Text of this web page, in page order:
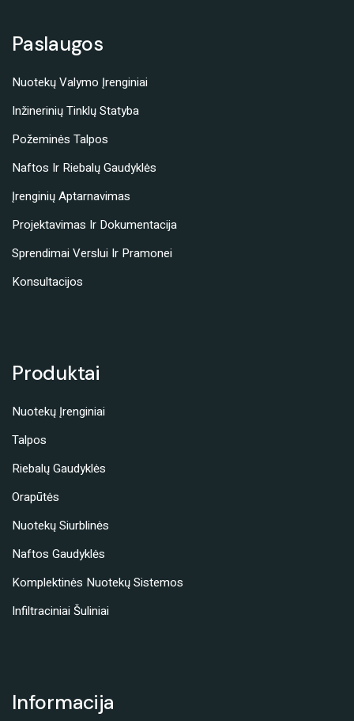
Paslaugos
Nuotekų Valymo Įrenginiai
Inžinerinių Tinklų Statyba
Požeminės Talpos
Naftos Ir Riebalų Gaudyklės
Įrenginių Aptarnavimas
Projektavimas Ir Dokumentacija
Sprendimai Verslui Ir Pramonei
Konsultacijos
Produktai
Nuotekų Įrenginiai
Talpos
Riebalų Gaudyklės
Orapūtės
Nuotekų Siurblinės
Naftos Gaudyklės
Komplektinės Nuotekų Sistemos
Infiltraciniai Šuliniai
Informacija